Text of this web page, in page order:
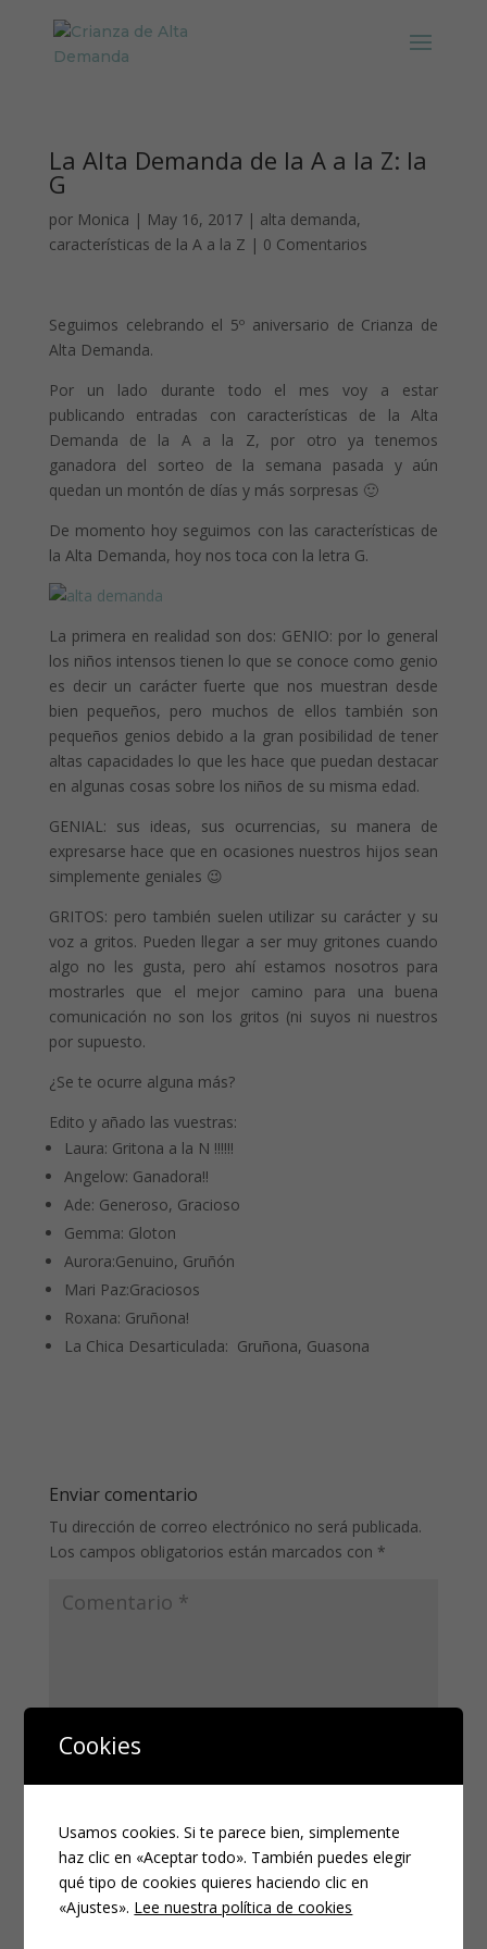
La Alta Demanda de la A a la Z: la
G
por Monica | May 16, 2017| alta demanda,
características de la A a la Z | 0 Comentarios
Seguimos celebrando el 5º aniversario de Crianza de
Alta Demanda.
Por un lado durante todo el mes voy a estar
publicando entradas con características de la Alta
Demanda de la A a la Z, por otro ya tenemos
ganadora del sorteo de la semana pasada y aún
quedan un montón de días y más sorpresas 🙂
De momento hoy seguimos con las características de
la Alta Demanda, hoy nos toca con la letra G.
La primera en realidad son dos: GENIO: por lo general
los niños intensos tienen lo que se conoce como genio
es decir un carácter fuerte que nos muestran desde
bien pequeños, pero muchos de ellos también son
pequeños genios debido a la gran posibilidad de tener
altas capacidades lo que les hace que puedan destacar
en algunas cosas sobre los niños de su misma edad.
GENIAL: sus ideas, sus ocurrencias, su manera de
expresarse hace que en ocasiones nuestros hijos sean
simplemente geniales 😉
GRITOS: pero también suelen utilizar su carácter y su
voz a gritos. Pueden llegar a ser muy gritones cuando
algo no les gusta, pero ahí estamos nosotros para
mostrarles que el mejor camino para una buena
comunicación no son los gritos (ni suyos ni nuestros
por supuesto.
¿Se te ocurre alguna más?
Edito y añado las vuestras:
Laura: Gritona a la N !!!!!!
Angelow: Ganadora!!
Ade: Generoso, Gracioso
Gemma: Gloton
Aurora:Genuino, Gruñón
Mari Paz:Graciosos
Roxana: Gruñona!
La Chica Desarticulada: Gruñona, Guasona
Enviar comentario
Tu dirección de correo electrónico no será publicada.
Los campos obligatorios están marcados con *
Cookies
Usamos cookies. Si te parece bien, simplemente
haz clic en «Aceptar todo». También puedes elegir
qué tipo de cookies quieres haciendo clic en
«Ajustes». Lee nuestra política de cookies